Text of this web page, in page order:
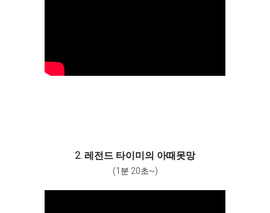
2. 레전드 타이미의 아때못망
(1분 20초~)